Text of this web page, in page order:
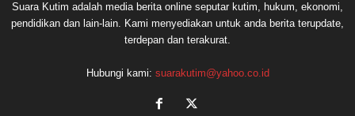
Suara Kutim adalah media berita online seputar kutim, hukum, ekonomi,
pendidikan dan lain-lain. Kami menyediakan untuk anda berita terupdate,
terdepan dan terakurat.
Hubungi kami: suarakutim@yahoo.co.id